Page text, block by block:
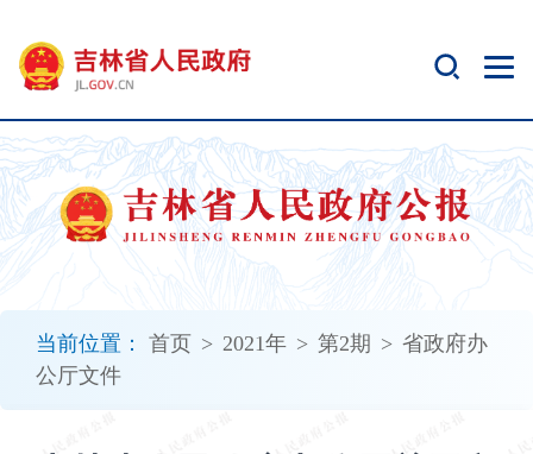
当前位置： 首页 > 2021年 > 第2期 > 省政府办
公厅文件
开
无
障
碍
说
明
加